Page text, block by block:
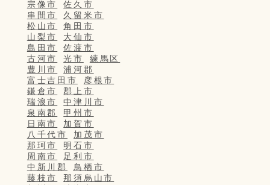
宗像市
佐久市
串間市
久留米市
松山市
角田市
山梨市
大仙市
島田市
佐渡市
古河市
光市
練馬区
豊川市
浦河郡
富士吉田市
彦根市
鎌倉市
郡上市
瑞浪市
中津川市
泉南郡
甲州市
日南市
加賀市
八千代市
加茂市
那珂市
明石市
周南市
足利市
中新川郡
鳥栖市
藤枝市
那須烏山市